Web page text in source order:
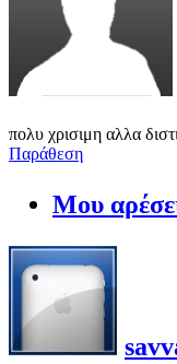
πολυ χρισιμη αλλα
Παράθεση
Μου